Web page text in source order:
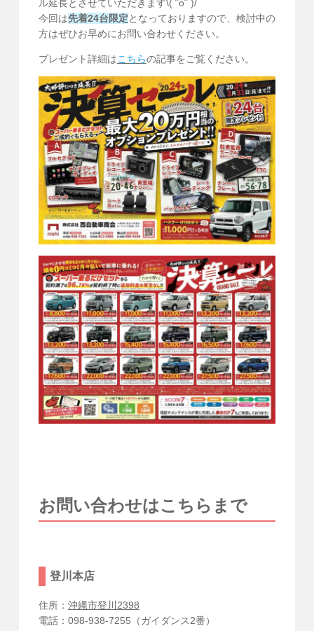
ル延長とさせていただきます\( ˆoˆ )/
今回は先着24台限定となっておりますので、検討中の
方はぜひお早めにお問い合わせください。
プレゼント詳細はこちらの記事をご覧ください。
お問い合わせはこちらまで
登川本店
住所： 沖縄市登川2398
電話：098-938-7255（ガイダンス2番）